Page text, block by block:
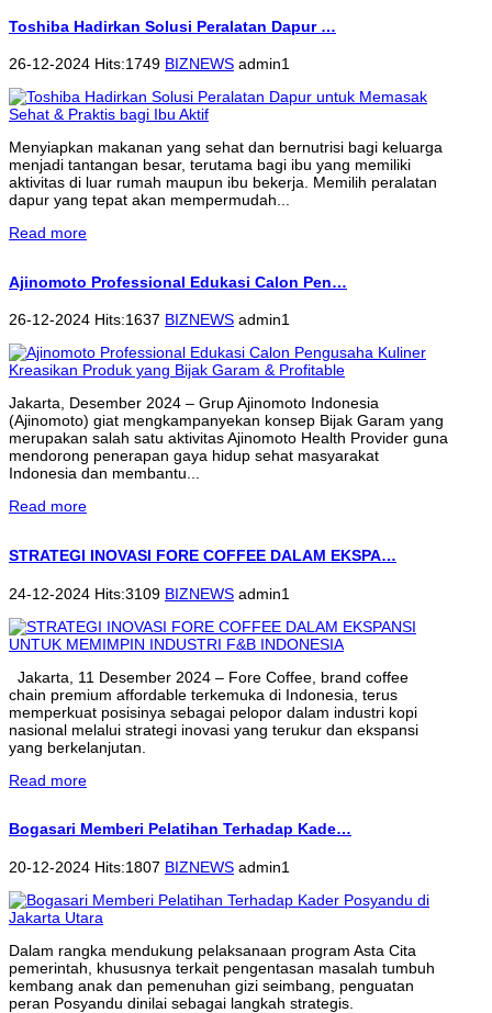
Toshiba Hadirkan Solusi Peralatan Dapur …
26-12-2024 Hits:1749 BIZNEWS admin1
Menyiapkan makanan yang sehat dan bernutrisi bagi keluarga
menjadi tantangan besar, terutama bagi ibu yang memiliki
aktivitas di luar rumah maupun ibu bekerja. Memilih peralatan
dapur yang tepat akan mempermudah...
Read more
Ajinomoto Professional Edukasi Calon Pen…
26-12-2024 Hits:1637 BIZNEWS admin1
Jakarta, Desember 2024 – Grup Ajinomoto Indonesia
(Ajinomoto) giat mengkampanyekan konsep Bijak Garam yang
merupakan salah satu aktivitas Ajinomoto Health Provider guna
mendorong penerapan gaya hidup sehat masyarakat
Indonesia dan membantu...
Read more
STRATEGI INOVASI FORE COFFEE DALAM EKSPA…
24-12-2024 Hits:3109 BIZNEWS admin1
Jakarta, 11 Desember 2024 – Fore Coffee, brand coffee
chain premium affordable terkemuka di Indonesia, terus
memperkuat posisinya sebagai pelopor dalam industri kopi
nasional melalui strategi inovasi yang terukur dan ekspansi
yang berkelanjutan.
Read more
Bogasari Memberi Pelatihan Terhadap Kade…
20-12-2024 Hits:1807 BIZNEWS admin1
Dalam rangka mendukung pelaksanaan program Asta Cita
pemerintah, khususnya terkait pengentasan masalah tumbuh
kembang anak dan pemenuhan gizi seimbang, penguatan
peran Posyandu dinilai sebagai langkah strategis.